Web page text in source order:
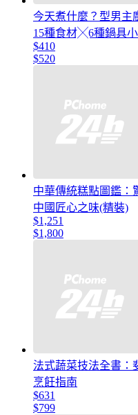
今天煮什麼？型男主
15種食材╳6種鍋具
$410
$520
中華傳統糕點圖鑑：
中國匠心之味(精裝)
$1,251
$1,800
法式蔬菜技法全書：
烹飪指南
$631
$799